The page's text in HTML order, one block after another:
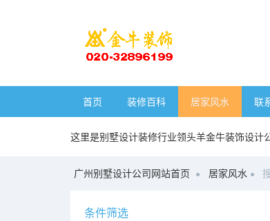
首页 装修百科 居家风水 联
这里是别墅设计装修行业领头羊金牛装饰设计
广州别墅设计公司网站首页 居家风水
条件筛选